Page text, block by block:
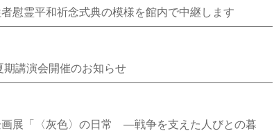
者慰霊平和祈念式典の模様を館内で中継します
講演会開催のお知らせ
画展「〈灰色〉の日常 ―戦争を支えた人びとの暮